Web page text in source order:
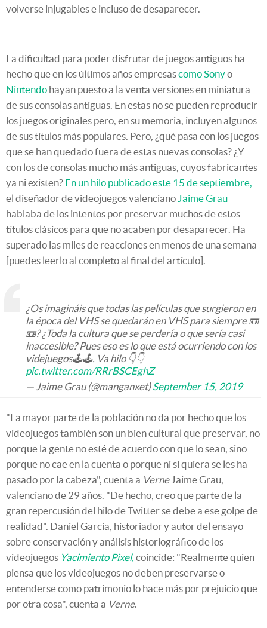
volverse injugables e incluso de desaparecer.
La dificultad para poder disfrutar de juegos antiguos ha
hecho que en los últimos años empresascomo Sonyo
Nintendo hayan puesto a la venta versiones en miniatura
de sus consolas antiguas. En estas no se pueden reproducir
los juegos originales pero, en su memoria, incluyen algunos
de sus títulos más populares. Pero, ¿qué pasa con los juegos
que se han quedado fuera de estas nuevas consolas? ¿Y
con los de consolas mucho más antiguas, cuyos fabricantes
ya ni existen? En un hilo publicado este 15 de septiembre,
el diseñador de videojuegos valenciano Jaime Grau
hablaba de los intentos por preservar muchos de estos
títulos clásicos para que no acaben por desaparecer. Ha
superado las miles de reacciones en menos de una semana
[puedes leerlo al completo al final del artículo].
¿Os imagináis que todas las películas que surgieron en
la época del VHS se quedarán en VHS para siempre 📼
📼? ¿Toda la cultura que se perdería o que sería casi
inaccesible? Pues eso es lo que está ocurriendo con los
videjuegos🕹️🕹️. Va hilo 👇👇
pic.twitter.com/RRrBSCEghZ
— Jaime Grau (@manganxet)September 15, 2019
"La mayor parte de la población no da por hecho que los
videojuegos también son un bien cultural que preservar, no
porque la gente no esté de acuerdo con que lo sean, sino
porque no cae en la cuenta o porque ni si quiera se les ha
pasado por la cabeza", cuenta a VerneJaime Grau,
valenciano de 29 años. "De hecho, creo que parte de la
gran repercusión del hilo de Twitter se debe a ese golpe de
realidad". Daniel García, historiador y autor del ensayo
sobre conservación y análisis historiográfico de los
videojuegos Yacimiento Pixel, coincide: "Realmente quien
piensa que los videojuegos no deben preservarse o
entenderse como patrimonio lo hace más por prejuicio que
por otra cosa", cuenta a Verne.